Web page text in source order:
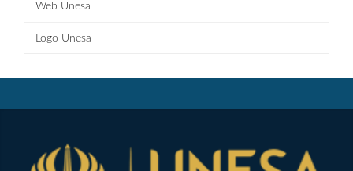
Web Unesa
Logo Unesa